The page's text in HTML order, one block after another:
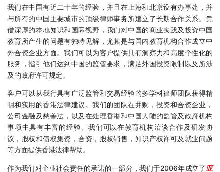
我们在中国有近二十年的经验，并且在上海和北京设有办事处，并
与所有的中国主要城市的顶级律师事务所建立了长期合作关系。凭
借深厚的本地知识和国际视野，我们对中国的商业实践及投资中国
教育所产生的问题有独特见解，尤其是与国内教育机构合作成立中
外合资企业方面。我们可以为客户提供具有洞察力和高度个性化的
服务，指引他们达到中国的监管要求，满足外国投资限制以及所涉
及的政府许可规定。
客户可以从我行具有广泛监管和交易经验的多学科律师团队获得精
明和实用的香港法律建议。我们的团队在并购，投资和合资企业，
公司金融及慈善法，以及在处理香港和中国大陆的监管及政府机构
事项中具有丰富的经验。我们可以在教育机构洽谈合作及研发协
议，股权和债权集资，合资，股权销售，知识产权许可及就业问题
等方面提供香港法律帮助。
作为我们对企业社会责任的承诺的一部分，我们于2006年成立了 亚